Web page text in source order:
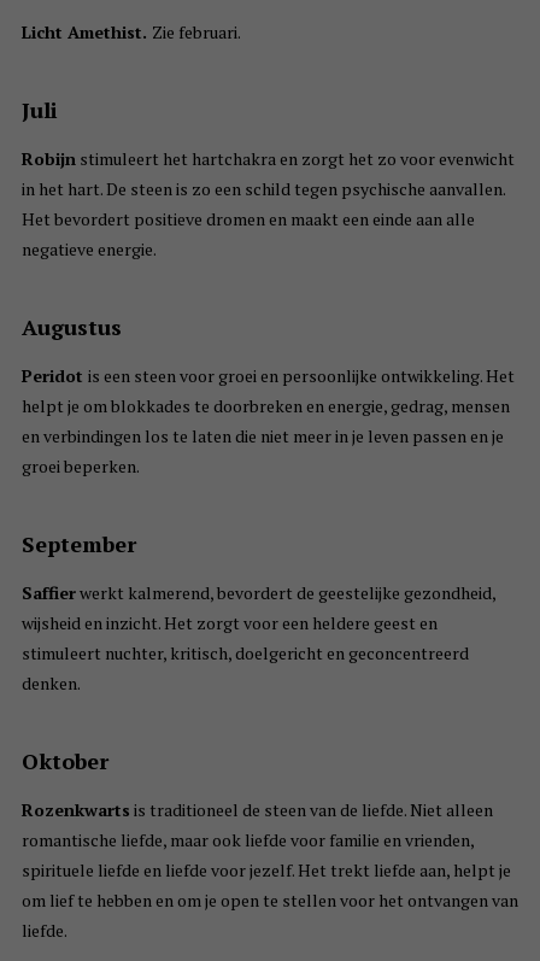
Licht Amethist. Zie februari.
Juli
Robijnstimuleert het hartchakra en zorgt het zo voor evenwicht
in het hart. De steen is zo een schild tegen psychische aanvallen.
Het bevordert positieve dromen en maakt een einde aan alle
negatieve energie.
Augustus
Peridot is een steen voor groei en persoonlijke ontwikkeling. Het
helpt je om blokkades te doorbreken en energie, gedrag, mensen
en verbindingen los te laten die niet meer in je leven passen en je
groei beperken.
September
Saffierwerkt kalmerend, bevordert de geestelijke gezondheid,
wijsheid en inzicht. Het zorgt voor een heldere geest en
stimuleert nuchter, kritisch, doelgericht en geconcentreerd
denken.
Oktober
Rozenkwarts is traditioneel de steen van de liefde. Niet alleen
romantische liefde, maar ook liefde voor familie en vrienden,
spirituele liefde en liefde voor jezelf. Het trekt liefde aan, helpt je
om lief te hebben en om je open te stellen voor het ontvangen van
liefde.